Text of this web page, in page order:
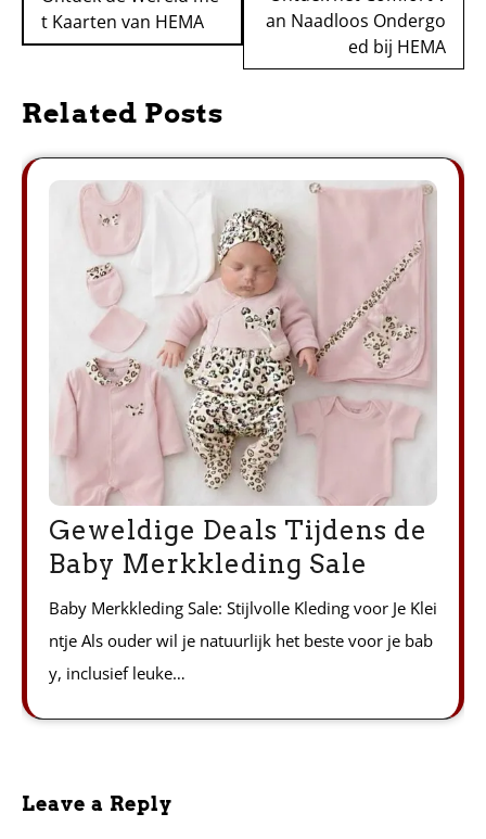
t Kaarten van HEMA
an Naadloos Ondergo
ed bij HEMA
Related Posts
Geweldige Deals Tijdens de
Baby Merkkleding Sale
Baby Merkkleding Sale: Stijlvolle Kleding voor Je Klei
ntje Als ouder wil je natuurlijk het beste voor je bab
y, inclusief leuke…
Leave a Reply